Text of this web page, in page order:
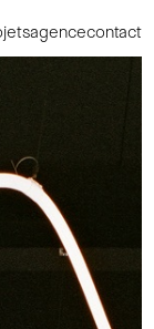
agencecontact